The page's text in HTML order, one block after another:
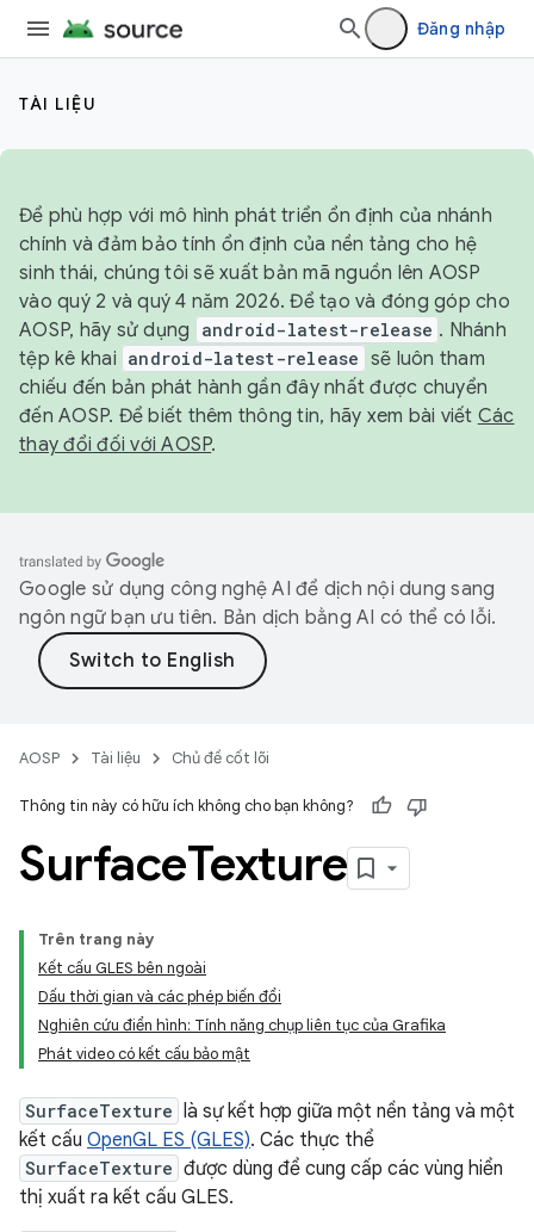
Đăng nhập
TÀI LIỆU
Để phù hợp với mô hình phát triển ổn định của nhánh
chính và đảm bảo tính ổn định của nền tảng cho hệ
sinh thái, chúng tôi sẽ xuất bản mã nguồn lên AOSP
vào quý 2 và quý 4 năm 2026. Để tạo và đóng góp cho
AOSP, hãy sử dụng
android-latest-release . Nhánh
tệp kê khai android-latest-release sẽ luôn tham
chiếu đến bản phát hành gần đây nhất được chuyển
đến AOSP. Để biết thêm thông tin, hãy xem bài viết Các
thay đổi đối với AOSP.
Google sử dụng công nghệ AI để dịch nội dung sang
ngôn ngữ bạn ưu tiên. Bản dịch bằng AI có thể có lỗi.
AOSP Tài liệu Chủ đề cốt lõi
Thông tin này có hữu ích không cho bạn không?
SurfaceTexture
Trên trang này
Kết cấu GLES bên ngoài
Dấu thời gian và các phép biến đổi
Nghiên cứu điển hình: Tính năng chụp liên tục của Grafika
Phát video có kết cấu bảo mật
SurfaceTexture là sự kết hợp giữa một nền tảng và một
kết cấu OpenGL ES (GLES). Các thực thể
SurfaceTexture được dùng để cung cấp các vùng hiển
thị xuất ra kết cấu GLES.